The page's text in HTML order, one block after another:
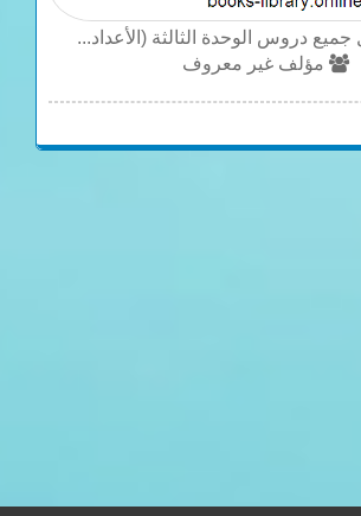
دروس الوحدة الثالثة (الأعداد...
مؤلف غير معروف